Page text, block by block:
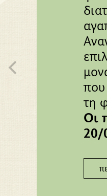
που
τη
Οι
20/